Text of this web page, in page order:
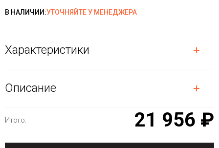
В НАЛИЧИИ:УТОЧНЯЙТЕ У МЕНЕДЖЕРА
Характеристики
Описание
Итого: 21 956 ₽